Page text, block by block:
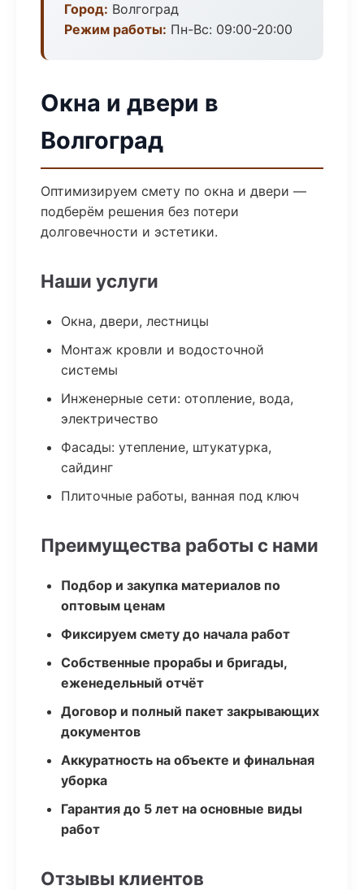
Город: Волгоград
Режим работы: Пн-Вс: 09:00-20:00
Окна и двери в
Волгоград
Оптимизируем смету по окна и двери —
подберём решения без потери
долговечности и эстетики.
Наши услуги
Окна, двери, лестницы
Монтаж кровли и водосточной
системы
Инженерные сети: отопление, вода,
электричество
Фасады: утепление, штукатурка,
сайдинг
Плиточные работы, ванная под ключ
Преимущества работы с нами
Подбор и закупка материалов по
оптовым ценам
Фиксируем смету до начала работ
Собственные прорабы и бригады,
еженедельный отчёт
Договор и полный пакет закрывающих
документов
Аккуратность на объекте и финальная
уборка
Гарантия до 5 лет на основные виды
работ
Отзывы клиентов